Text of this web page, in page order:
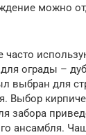
можно
часто
ограды –
выбран для
Выбор
забора
ансамбля.